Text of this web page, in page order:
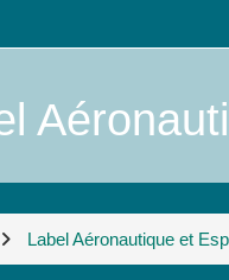
Label Aéronautique et